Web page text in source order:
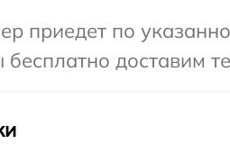
приедет по
доставим